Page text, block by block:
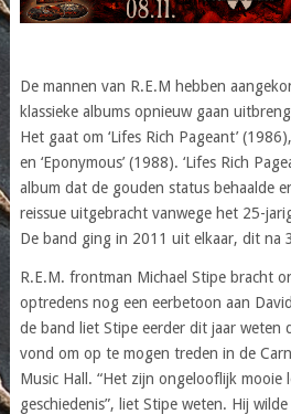
De mannen van R.E.M hebben
klassieke albums opnieuw gaan
Het gaat om ‘Lifes Rich Pageant’
en ‘Eponymous’ (1988). ‘Lifes Rich
album dat de gouden status behaalde
reissue uitgebracht vanwege het 25-
De band ging in 2011 uit elkaar, dit na
R.E.M. frontman Michael Stipe bracht
optredens nog een eerbetoon aan
de band liet Stipe eerder dit jaar weten
vond om op te mogen treden in de
Music Hall. “Het zijn ongelooflijk mooie
geschiedenis”, liet Stipe weten. Hij